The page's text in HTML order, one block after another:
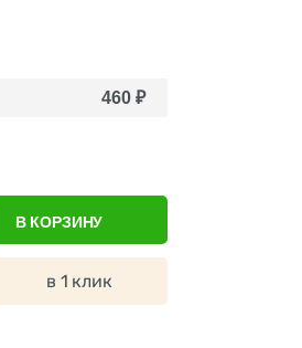
460 ₽
В КОРЗИНУ
в 1 клик